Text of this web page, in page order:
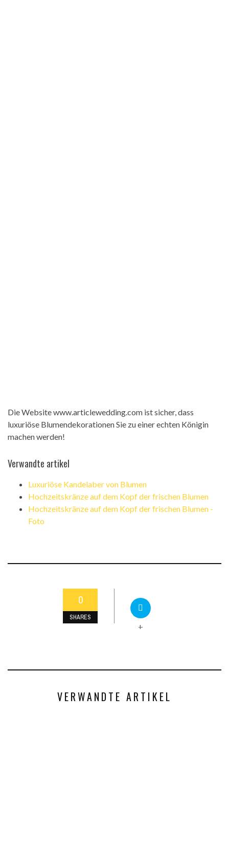
Die Website www.articlewedding.com ist sicher, dass
luxuriöse Blumendekorationen Sie zu einer echten Königin
machen werden!
Verwandte artikel
Luxuriöse Kandelaber von Blumen
Hochzeitskränze auf dem Kopf der frischen Blumen
Hochzeitskränze auf dem Kopf der frischen Blumen -
Foto
0
SHARES
+
VERWANDTE ARTIKEL